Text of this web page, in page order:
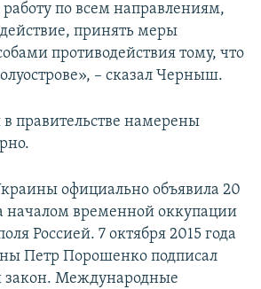
по всем направлениям,
принять меры
противодействия тому, что
– сказал Черныш.
правительстве намерены
официально объявила 20
началом временной оккупации
Россией. 7 октября 2015 года
Петр Порошенко подписал
закон. Международные